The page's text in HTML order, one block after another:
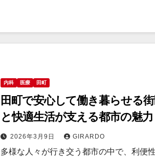
内科 医療 田町
田町で安心して働き暮らせる
と快適生活が支える都市の魅力
2026年3月9日 GIRARDO
多様な人々が行き交う都市の中で、利便